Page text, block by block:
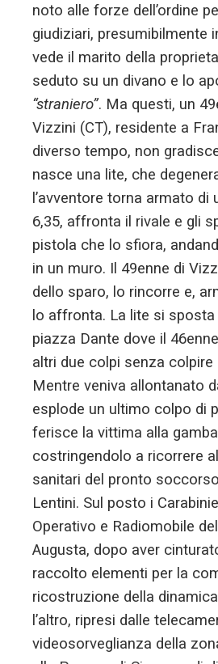
noto alle forze dell’ordine
giudiziari, presumibilmente
vede il marito della
seduto su un divano e lo
“straniero”. Ma questi, un
Vizzini (CT), residente a
diverso tempo, non
nasce una lite, che
l’avventore torna armato di
6,35, affronta il rivale e gli
pistola che lo sfiora,
in un muro. Il 49enne di
dello sparo, lo rincorre e,
lo affronta. La lite si sposta
piazza Dante dove il
altri due colpi senza colpire
Mentre veniva allontanato
esplode un ultimo colpo di
ferisce la vittima alla
costringendolo a ricorrere
sanitari del pronto
Lentini. Sul posto i
Operativo e Radiomobile
Augusta, dopo aver
raccolto elementi per la
ricostruzione della
l’altro, ripresi dalle
videosorveglianza della